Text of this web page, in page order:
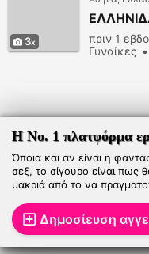
3 πριν 1
Γυναίκες
Η Νο. 1 πλατφόρμα
Όποια και αν είναι η
σεξ, το σίγουρο είναι πως
μακριά από το να
Δημοσίευση